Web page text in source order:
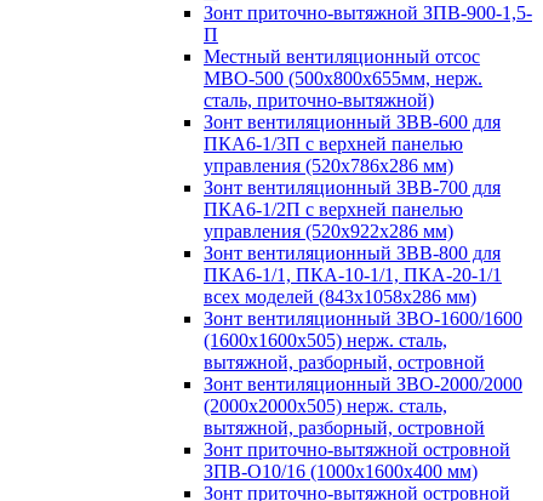
Зонт приточно-вытяжной ЗПВ-900-1,5-
П
Местный вентиляционный отсос
МВО-500 (500х800х655мм, нерж.
сталь, приточно-вытяжной)
Зонт вентиляционный ЗВВ-600 для
ПКА6-1/3П с верхней панелью
управления (520х786х286 мм)
Зонт вентиляционный ЗВВ-700 для
ПКА6-1/2П с верхней панелью
управления (520х922х286 мм)
Зонт вентиляционный ЗВВ-800 для
ПКА6-1/1, ПКА-10-1/1, ПКА-20-1/1
всех моделей (843х1058х286 мм)
Зонт вентиляционный ЗВО-1600/1600
(1600х1600х505) нерж. сталь,
вытяжной, разборный, островной
Зонт вентиляционный ЗВО-2000/2000
(2000х2000х505) нерж. сталь,
вытяжной, разборный, островной
Зонт приточно-вытяжной островной
ЗПВ-О10/16 (1000х1600х400 мм)
Зонт приточно-вытяжной островной